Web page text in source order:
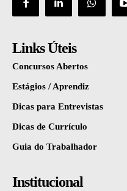
Links Úteis
Concursos Abertos
Estágios / Aprendiz
Dicas para Entrevistas
Dicas de Currículo
Guia do Trabalhador
Institucional